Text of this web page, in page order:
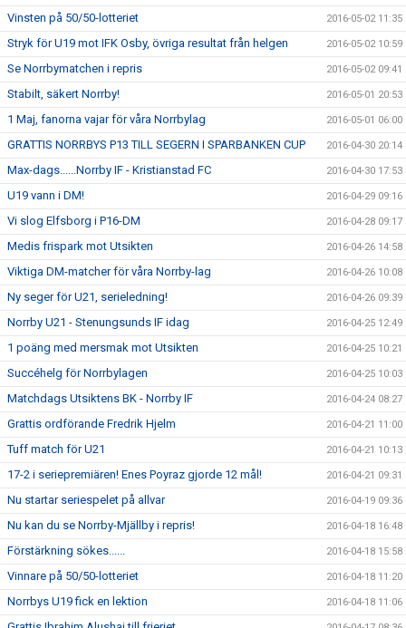
Vinsten på 50/50-lotteriet 2016-05-02 11:35
Stryk för U19 mot IFK Osby, övriga resultat från helgen 2016-05-02 10:59
Se Norrbymatchen i repris 2016-05-02 09:41
Stabilt, säkert Norrby! 2016-05-01 20:53
1 Maj, fanorna vajar för våra Norrbylag 2016-05-01 06:00
GRATTIS NORRBYS P13 TILL SEGERN I SPARBANKEN CUP 2016-04-30 20:14
Max-dags......Norrby IF - Kristianstad FC 2016-04-30 17:53
U19 vann i DM! 2016-04-29 09:16
Vi slog Elfsborg i P16-DM 2016-04-28 09:17
Medis frispark mot Utsikten 2016-04-26 14:58
Viktiga DM-matcher för våra Norrby-lag 2016-04-26 10:08
Ny seger för U21, serieledning! 2016-04-26 09:39
Norrby U21 - Stenungsunds IF idag 2016-04-25 12:49
1 poäng med mersmak mot Utsikten 2016-04-25 10:21
Succéhelg för Norrbylagen 2016-04-25 10:03
Matchdags Utsiktens BK - Norrby IF 2016-04-24 08:27
Grattis ordförande Fredrik Hjelm 2016-04-21 11:00
Tuff match för U21 2016-04-21 10:13
17-2 i seriepremiären! Enes Poyraz gjorde 12 mål! 2016-04-21 09:31
Nu startar seriespelet på allvar 2016-04-19 09:36
Nu kan du se Norrby-Mjällby i repris! 2016-04-18 16:48
Förstärkning sökes...... 2016-04-18 15:58
Vinnare på 50/50-lotteriet 2016-04-18 11:20
Norrbys U19 fick en lektion 2016-04-18 11:06